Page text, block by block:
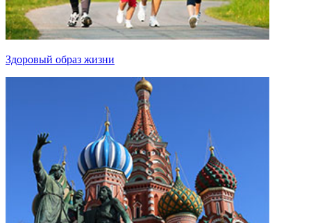
Здоровый образ жизни